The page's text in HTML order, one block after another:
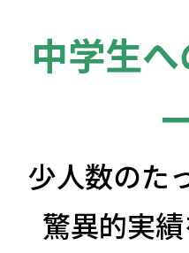
中学生
少人数のた
驚異的実